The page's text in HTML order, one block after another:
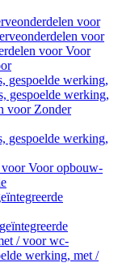
voor
voor
voor Voor
gespoelde werking,
gespoelde werking,
voor Zonder
gespoelde werking,
voor Voor opbouw-
/ voor wc-
werking, met /